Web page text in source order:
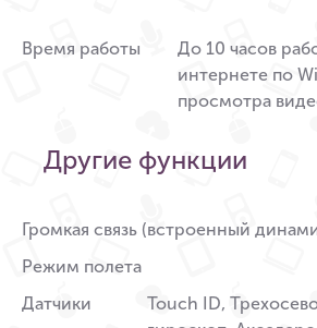
Время работы
До 10 часов
интернете по
просмотра
Другие функции
Громкая связь (встроенный
Режим полета
Датчики
Touch ID,